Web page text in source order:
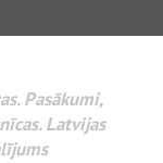
Pasākumi,
Latvijas